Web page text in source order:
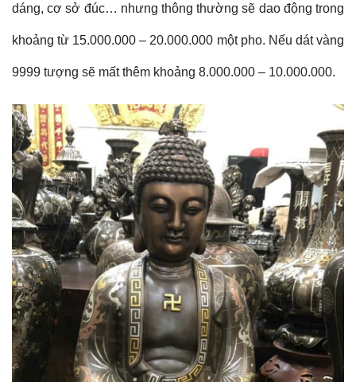
dáng, cơ sở đúc… nhưng thông thường sẽ dao động trong
khoảng từ 15.000.000 – 20.000.000 một pho. Nếu dát vàng
9999 tượng sẽ mất thêm khoảng 8.000.000 – 10.000.000.